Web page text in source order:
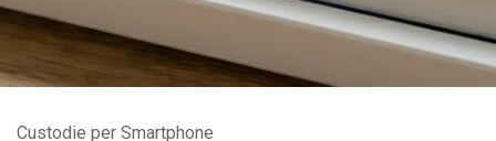
Custodie per Smartphone